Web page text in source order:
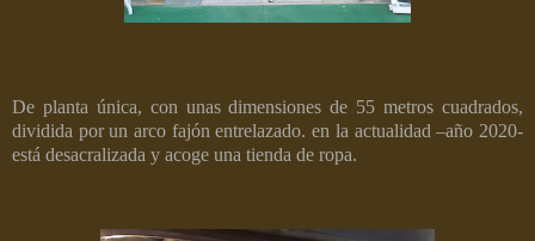
De planta única, con unas dimensiones de 55 metros cuadrados,
dividida por un arco fajón entrelazado. en la actualidad –año 2020-
está desacralizada y acoge una tienda de ropa.